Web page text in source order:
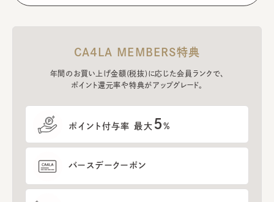
CA4LA MEMBERS特典
年間のお買い上げ金額(税抜)に応じた会員ランクで、
ポイント還元率や特典がアップグレード。
ポイント付与率 最大 5%
バースデークーポン